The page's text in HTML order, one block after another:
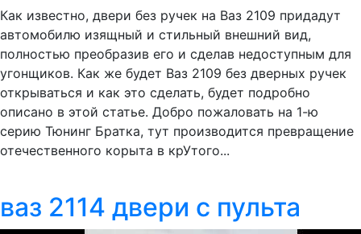
Как известно, двери без ручек на Ваз 2109 придадут
автомобилю изящный и стильный внешний вид,
полностью преобразив его и сделав недоступным для
угонщиков. Как же будет Ваз 2109 без дверных ручек
открываться и как это сделать, будет подробно
описано в этой статье. Добро пожаловать на 1-ю
серию Тюнинг Братка, тут производится превращение
отечественного корыта в крУтого...
ваз 2114 двери с пульта